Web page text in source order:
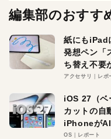
編集部のおすす
紙にもiPad
発想ペン「
ち替え不要
アクセサリ レポ
iOS 27（ベ
カットの自
iPhoneがAI
OS レポート